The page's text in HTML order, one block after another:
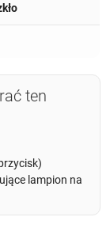
ten
lampion na